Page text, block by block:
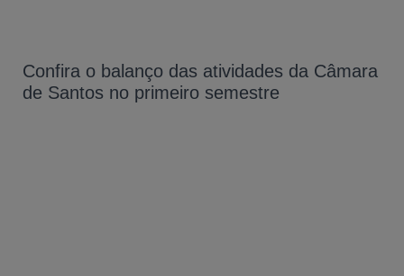
Confira o balanço das atividades da Câmara
de Santos no primeiro semestre